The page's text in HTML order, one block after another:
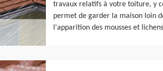
travaux relatifs à votre toiture, y
permet de garder la maison loin
l'apparition des mousses et